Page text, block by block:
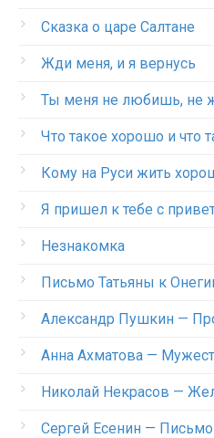
Сказка о царе Салтане
Жди меня, и я вернусь
Ты меня не любишь, не
Что такое хорошо и что
Кому на Руси жить
Я пришел к тебе с
Незнакомка
Письмо Татьяны к
Александр Пушкин —
Анна Ахматова —
Николай Некрасов —
Сергей Есенин —